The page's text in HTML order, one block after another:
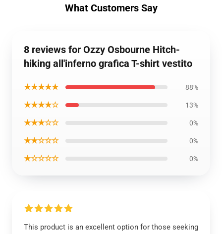
What Customers Say
8 reviews for Ozzy Osbourne Hitch-
hiking all'inferno grafica T-shirt vestito
★★★★★ 88%
★★★★☆ 13%
★★★☆☆ 0%
★★☆☆☆ 0%
★☆☆☆☆ 0%
This product is an excellent option for those seeking